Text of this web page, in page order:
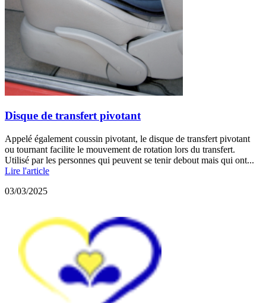
Disque de transfert pivotant
Appelé également coussin pivotant, le disque de transfert pivotant
ou tournant facilite le mouvement de rotation lors du transfert.
Utilisé par les personnes qui peuvent se tenir debout mais qui ont...
Lire l'article
03/03/2025